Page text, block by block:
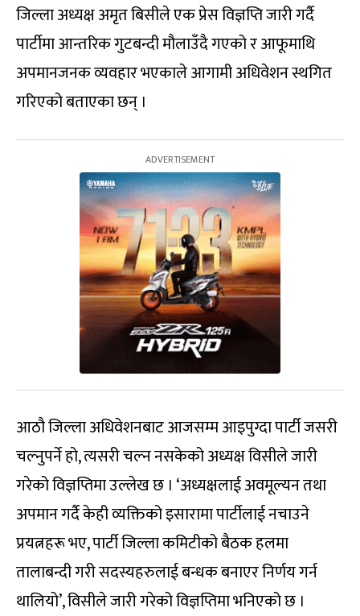
जिल्ला अध्यक्ष अमृत बिसीले एक प्रेस विज्ञप्ति जारी गर्दै
पार्टीमा आन्तरिक गुटबन्दी मौलाउँदै गएको र आफूमाथि
अपमानजनक व्यवहार भएकाले आगामी अधिवेशन स्थगित
गरिएको बताएका छन् ।
आठौ जिल्ला अधिवेशनबाट आजसम्म आइपुग्दा पार्टी जसरी
चल्नुपर्ने हो, त्यसरी चल्न नसकेको अध्यक्ष विसीले जारी
गरेको विज्ञप्तिमा उल्लेख छ । ‘अध्यक्षलाई अवमूल्यन तथा
अपमान गर्दै केही व्यक्तिको इसारामा पार्टीलाई नचाउने
प्रयत्नहरू भए, पार्टी जिल्ला कमिटीको बैठक हलमा
तालाबन्दी गरी सदस्यहरुलाई बन्धक बनाएर निर्णय गर्न
थालियो’, विसीले जारी गरेको विज्ञप्तिमा भनिएको छ ।